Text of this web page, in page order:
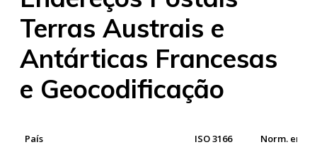
Terras Austrais e
Antárticas Francesas
e Geocodificação
País ISO 3166 Norm.